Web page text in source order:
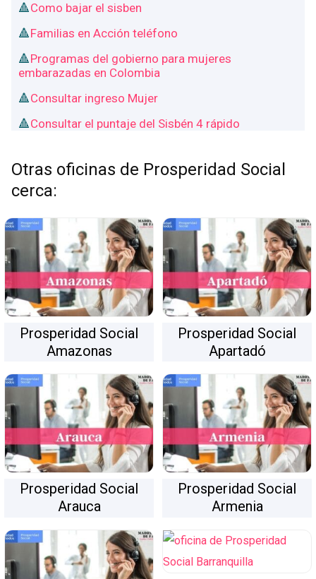
Como bajar el sisben
Familias en Acción teléfono
Programas del gobierno para mujeres
embarazadas en Colombia
Consultar ingreso Mujer
Consultar el puntaje del Sisbén 4 rápido
Otras oficinas de Prosperidad Social
cerca:
Prosperidad Social
Amazonas
Prosperidad Social
Apartadó
Prosperidad Social
Arauca
Prosperidad Social
Armenia